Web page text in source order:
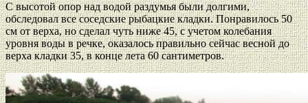
С высотой опор над водой раздумья были долгими,
обследовал все соседские рыбацкие кладки. Понравилось 50
см от верха, но сделал чуть ниже 45, с учетом колебания
уровня воды в речке, оказалось правильно сейчас весной до
верха кладки 35, в конце лета 60 сантиметров.